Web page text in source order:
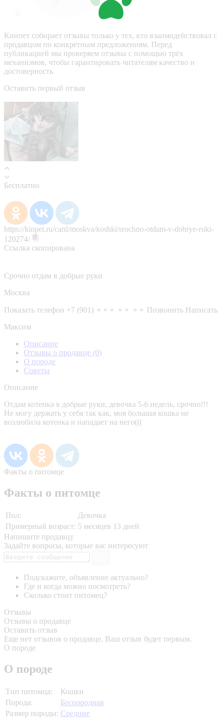
Кинпет собирает отзывы только у тех, кто взаимодействовал с
продавцом по конкретным предложениям. Перед
публикацией мы проверяем отзывы с помощью трёх
механизмов, чтобы гарантировать читателям качество и
достоверность
Оставить первый отзыв
Бесплатно
https://kinpet.ru/card/moskva/koshki/srochno-otdam-v-dobrye-ruki-
120274/
Ссылка скопирована
Срочно отдам в добрые руки
Москва
Показать телефон +7 (901) ⚬⚬⚬ ⚬⚬ ⚬⚬ Позвонить Написать
Максим
Описание
Отзывы о продавце (0)
О породе
Советы
Описание
Отдам котенка в добрые руки, девочка 5-6 недель, срочно!!!
Не могу держать у себя так как, моя большая кошка не
возлюбила котенка и нападает на него(((
Факты о питомце
Факты о питомце
Пол:
Девочка
Примерный возраст: 5 месяцев 13 дней
Напишите продавцу
Задайте вопросы, которые вас интересуют
Подскажите, объявление актуально?
Где и когда можно посмотреть?
Сколько стоит питомец?
Отзывы
Отзывы о продавце
Оставить отзыв
Еще нет отзывов о продавце. Ваш отзыв будет первым.
О породе
О породе
Тип питомца:
Кошки
Порода:
Беспородная
Размер породы: Средние